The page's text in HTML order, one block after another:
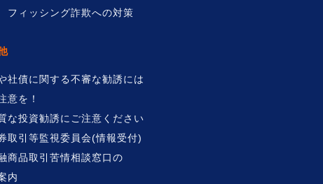
フィッシング詐欺への対策
社債に関する不審な勧誘には
意を！
な投資勧誘にご注意ください
取引等監視委員会(情報受付)
商品取引苦情相談窓口の
内